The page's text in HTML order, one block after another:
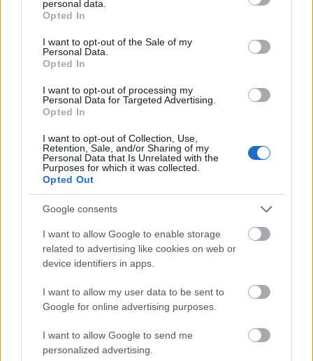
grant or deny consent to Google and its third-party tags to
use your data for below specified purposes in below Google
consent section.
personal data.
Opted In
I want to opt-out of the Sale of my
Personal Data.
Opted In
I want to opt-out of processing my
Personal Data for Targeted Advertising.
Opted In
I want to opt-out of Collection, Use,
Retention, Sale, and/or Sharing of my
Personal Data that Is Unrelated with the
Purposes for which it was collected.
Opted Out
Google consents
I want to allow Google to enable storage
related to advertising like cookies on web or
device identifiers in apps.
I want to allow my user data to be sent to
Google for online advertising purposes.
I want to allow Google to send me
personalized advertising.
magas, tölgyfából készült szobrát, amely
a falu központjában a király bronz
mellszobrát is leleplezik; mindkét mű a
A felállított óriás sátorban az általános iskola
tanulói adnak műsort, Kaján Katalin
Vasárnap ünnepi szentmisével zárul a
találkozó - hívta fel rá a figyelmet Horváth
László Tibor.
Folk